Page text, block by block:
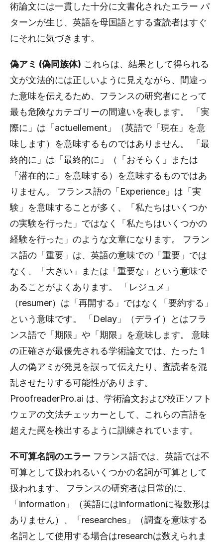
術論文には一貫した十分に文書化されたエラー パ
ターンが生じ、英語を母国語とする査読者はすぐ
にそれに気づきます。
偽アミ (偽同族体) これらは、結果として得られる
文が文法的には正しいように見えながら、間違っ
た意味を伝えるため、フランスの研究者にとって
最も危険なカテゴリーの間違いを表します。 「実
際に」は「actuellement」（英語で「現在」を意
味します）を意味するものではありません。 「最
終的に」は「最終的に」（「おそらく」または
「潜在的に」を意味する）を意味するものではあ
りません。 フランス語の「Experience」は「実
験」を意味することが多く、「私たちはいくつか
の実験を行った」ではなく「私たちはいくつかの
経験を行った」のような文章になります。 フラン
ス語の「重要」は、英語の意味での「重要」では
なく、「大きい」または「重要な」という意味で
あることがよくあります。 「レジュメ」
（resumer）は「再開する」ではなく「要約する」
という意味です。 「Delay」（デライ）とはフラ
ンス語で「期限」や「期限」を意味します。 意味
の正確さが最優先される学術論文では、たった 1
人の偽アミが発見を誤って伝えたり、査読者を混
乱させたりする可能性があります。
ProofreaderPro.ai は、学術論文および校正ソフト
ウェアの文法チェッカーとして、これらの言語を
超えた罠を検出するように訓練されています。
不可算名詞のエラー フランス語では、英語では不
可算として扱われるいくつかの名詞が可算として
扱われます。 フランスの研究者は日常的に、
「information」（英語にはinformationに複数形は
ありません）、「researches」（調査を意味する
名詞として使用する場合はresearchは数えられま